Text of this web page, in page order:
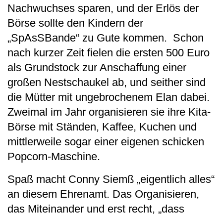
Nachwuchses sparen, und der Erlös der
Börse sollte den Kindern der
„SpAsSBande“ zu Gute kommen. Schon
nach kurzer Zeit fielen die ersten 500 Euro
als Grundstock zur Anschaffung einer
großen Nestschaukel ab, und seither sind
die Mütter mit ungebrochenem Elan dabei.
Zweimal im Jahr organisieren sie ihre Kita-
Börse mit Ständen, Kaffee, Kuchen und
mittlerweile sogar einer eigenen schicken
Popcorn-Maschine.
Spaß macht Conny Siemß „eigentlich alles“
an diesem Ehrenamt. Das Organisieren,
das Miteinander und erst recht, „dass